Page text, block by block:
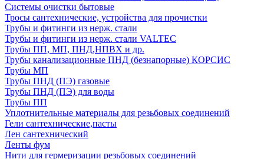
Системы очистки бытовые
Тросы сантехнические, устройства для прочистки
Трубы и фитинги из нерж. стали
Трубы и фитинги из нерж. стали VALTEC
Трубы ПП, МП, ПНД,НПВХ и др.
Трубы канализационные ПНД (безнапорные) КОРСИС
Трубы МП
Трубы ПНД (ПЭ) газовые
Трубы ПНД (ПЭ) для воды
Трубы ПП
Уплотнительные материалы для резьбовых соединений
Гели сантехнические,пасты
Лен сантехнический
Ленты фум
Нити для гермеризации резьбовых соединений